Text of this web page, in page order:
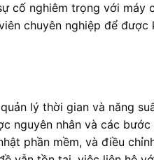
cố nghiêm trọng với máy
chuyên nghiệp để được
lý thời gian và năng
nguyên nhân và các bước
phần mềm, và điều